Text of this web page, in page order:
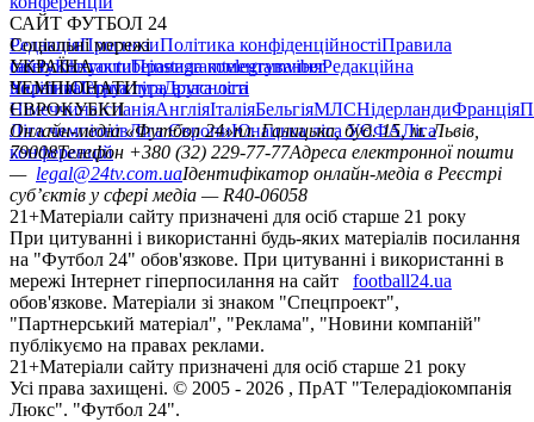
САЙТ ФУТБОЛ 24
РедакціяПрогнозиПолітика конфіденційностіПравила
сайтуКонтактиПравила коментуванняРедакційна
політикаСтруктура власності
Соціальні мережі
facebookxyoutubeinstagramtelegramviber
УКРАЇНА
УкраїнаПерша лігаДруга ліга
ЧЕМПІОНАТИ
НімеччинаІспаніяАнгліяІталіяБельгіяМЛСНідерландиФранція
ЄВРОКУБКИ
Ліга чемпіонівЛіга ЄвропиЮнацька ліга УЄФАЛіга
конференцій
Онлайн-медіа «Футбол 24»пл. Галицька, буд. 15, м. Львів,
79008Телефон +380 (32) 229-77-77Адреса електронної пошти
— legal@24tv.com.uaІдентифікатор онлайн-медіа в Реєстрі
суб’єктів у сфері медіа — R40-06058
21+Матеріали сайту призначені для осіб старше 21 року
При цитуванні і використанні будь-яких матеріалів посилання
на "Футбол 24" обов'язкове. При цитуванні і використанні в
мережі Інтернет гіперпосилання на сайт
football24.ua
обов'язкове. Матеріали зі знаком "Спецпроект",
"Партнерський матеріал", "Реклама", "Новини компаній"
публікуємо на правах реклами.
21+Матеріали сайту призначені для осіб старше 21 року
Усi права захищенi. © 2005 - 2026 , ПрАТ "Телерадіокомпанія
Люкс". "Футбол 24".